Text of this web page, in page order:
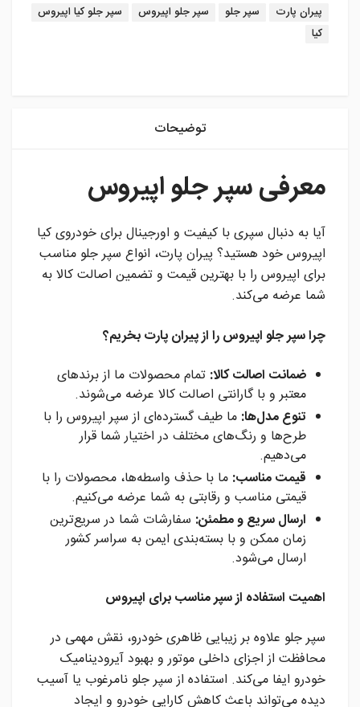
پیران پارت
سپر جلو سپر جلو اپیروس
سپر جلو کیا اپیروس
کیا
توضیحات
معرفی سپر جلو اپیروس
آیا به دنبال سپری با کیفیت و اورجینال برای خودروی کیا
اپیروس خود هستید؟ پیران پارت، انواع سپر جلو مناسب
برای اپیروس را با بهترین قیمت و تضمین اصالت کالا به
شما عرضه می‌کند.
چرا سپر جلو اپیروس را از پیران پارت بخریم؟
ضمانت اصالت کالا: تمام محصولات ما از برندهای
معتبر و با گارانتی اصالت کالا عرضه می‌شوند.
تنوع مدل‌ها: ما طیف گسترده‌ای از سپر اپیروس را با
طرح‌ها و رنگ‌های مختلف در اختیار شما قرار
می‌دهیم.
قیمت مناسب: ما با حذف واسطه‌ها، محصولات را با
قیمتی مناسب و رقابتی به شما عرضه می‌کنیم.
ارسال سریع و مطمئن: سفارشات شما در سریع‌ترین
زمان ممکن و با بسته‌بندی ایمن به سراسر کشور
ارسال می‌شود.
اهمیت استفاده از سپر مناسب برای اپیروس
سپر جلو علاوه بر زیبایی ظاهری خودرو، نقش مهمی در
محافظت از اجزای داخلی موتور و بهبود آیرودینامیک
خودرو ایفا می‌کند. استفاده از سپر جلو نامرغوب یا آسیب
دیده می‌تواند باعث کاهش کارایی خودرو و ایجاد